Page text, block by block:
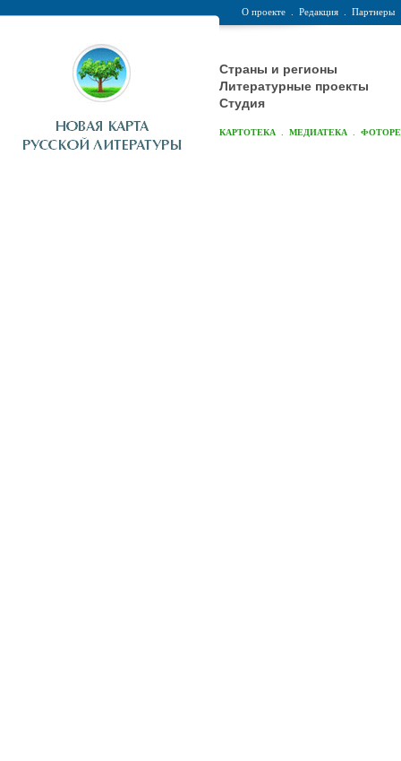
О проекте Редакция Партнеры
Страны и регионы
Литературные проекты
Студия
КАРТОТЕКА МЕДИАТЕКА